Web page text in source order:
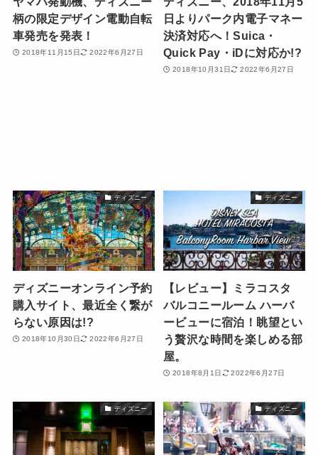
柄の限定デザイン電動自転
車発売を発表！
2018年11月15日 2022年6月27日
日よりパーク内電子マネー
決済対応へ！Suica・
Quick Pay・iDに対応か!?
2018年10月31日 2022年6月27日
ディズニー
ディズニーオンライン予約
購入サイト、最近全く繋が
らない原因は!?
2018年10月30日 2022年6月27日
ディズニー
【レビュー】ミラコスタ
バルコニールーム ハーバ
ービューに宿泊！眺望とい
う贅沢な時間を楽しめる部
屋。
2018年8月1日 2022年6月27日
ディズニー ディズニー